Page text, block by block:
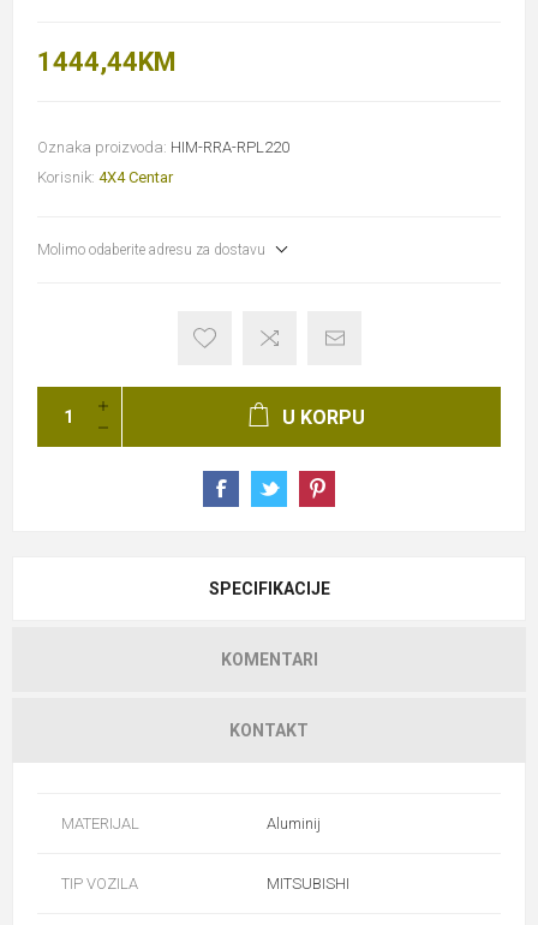
1444,44KM
Oznaka proizvoda: HIM-RRA-RPL220
Korisnik: 4X4 Centar
Molimo odaberite adresu za dostavu
U KORPU
SPECIFIKACIJE
KOMENTARI
KONTAKT
MATERIJAL Aluminij
TIP VOZILA MITSUBISHI